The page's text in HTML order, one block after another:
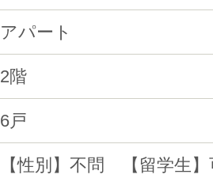
アパート
2階
6戸
【性別】不問 【留学生】